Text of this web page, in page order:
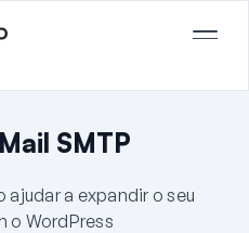
SMTP
ajudar a expandir o seu
o WordPress